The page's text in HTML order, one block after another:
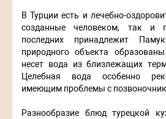
В Турции есть и лечебно-
созданные человеком, так и
последних принадлежит
природного объекта
несет вода из близлежащих
Целебная вода особенно
имеющим проблемы с
Разнообразие блюд турецкой